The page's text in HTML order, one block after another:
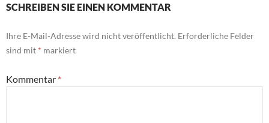
SCHREIBEN SIE EINEN KOMMENTAR
Ihre E-Mail-Adresse wird nicht veröffentlicht. Erforderliche Felder
sind mit * markiert
Kommentar *